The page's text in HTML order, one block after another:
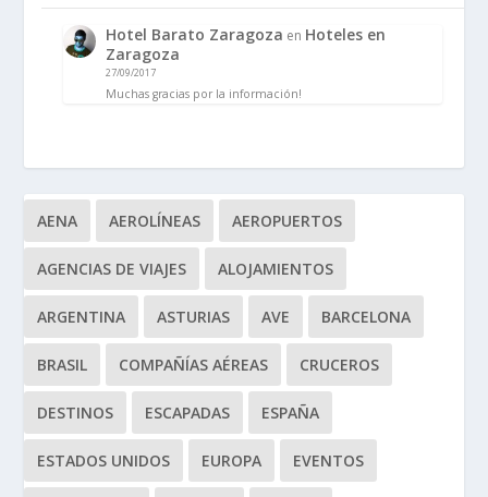
Hotel Barato Zaragoza en Hoteles en
Zaragoza
27/09/2017
Muchas gracias por la información!
AENA AEROLÍNEAS AEROPUERTOS
AGENCIAS DE VIAJES ALOJAMIENTOS
ARGENTINA ASTURIAS AVE BARCELONA
BRASIL COMPAÑÍAS AÉREAS CRUCEROS
DESTINOS ESCAPADAS ESPAÑA
ESTADOS UNIDOS EUROPA EVENTOS